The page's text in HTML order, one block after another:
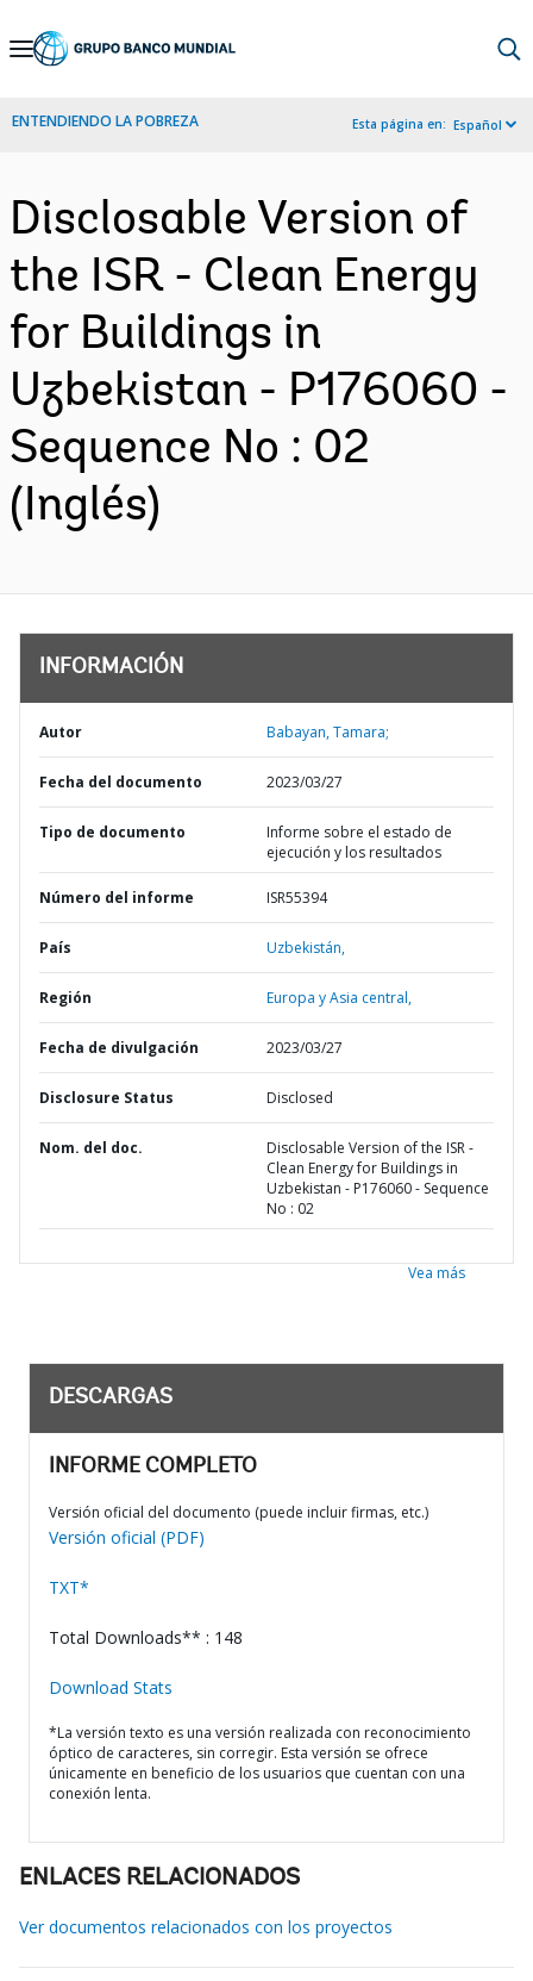
Skip
Navigation
ENTENDIENDO LA POBREZA Esta página en: Español
Disclosable Version of
the ISR - Clean Energy
for Buildings in
Uzbekistan - P176060 -
Sequence No : 02
(Inglés)
INFORMACIÓN
Autor Babayan, Tamara;
Fecha del documento 2023/03/27
Tipo de documento
Informe sobre el estado de
ejecución y los resultados
Número del informe ISR55394
País Uzbekistán,
Región Europa y Asia central,
Fecha de divulgación 2023/03/27
Disclosure Status Disclosed
Nom. del doc.
Disclosable Version of the ISR -
Clean Energy for Buildings in
Uzbekistan - P176060 - Sequence
No : 02
Vea más
DESCARGAS
INFORME COMPLETO
Versión oficial del documento (puede incluir firmas, etc.)
Versión oficial (PDF)
TXT*
Total Downloads** : 148
Download Stats
*La versión texto es una versión realizada con reconocimiento
óptico de caracteres, sin corregir. Esta versión se ofrece
únicamente en beneficio de los usuarios que cuentan con una
conexión lenta.
ENLACES RELACIONADOS
Ver documentos relacionados con los proyectos